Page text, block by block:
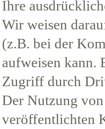
Ihre
Wir weisen
(z.B. bei der
aufweisen kann.
Zugriff durch
Der Nutzung
veröffentlichten